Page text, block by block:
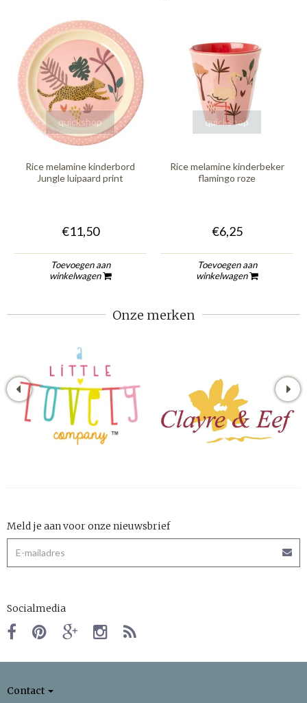
quickshop
Rice melamine kinderbord
Jungle luipaard print
€11,50
Toevoegen aan
winkelwagen
quickshop
Rice melamine kinderbeker
flamingo roze
€6,25
Toevoegen aan
winkelwagen
Onze merken
Meld je aan voor onze nieuwsbrief
Socialmedia
Contact